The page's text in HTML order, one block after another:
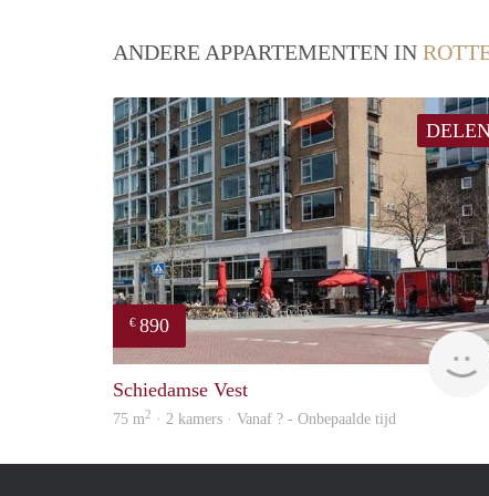
ANDERE APPARTEMENTEN IN
€ 890
Schiedamse Vest
75 m2 · 2 kamers · Vanaf ? - Onbepaalde tijd